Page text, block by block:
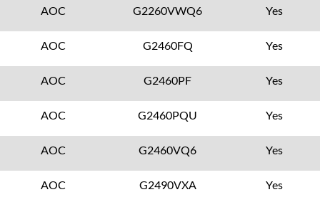
AOC G2260VWQ6 Yes
AOC G2460FQ Yes
AOC G2460PF Yes
AOC G2460PQU Yes
AOC G2460VQ6 Yes
AOC G2490VXA Yes